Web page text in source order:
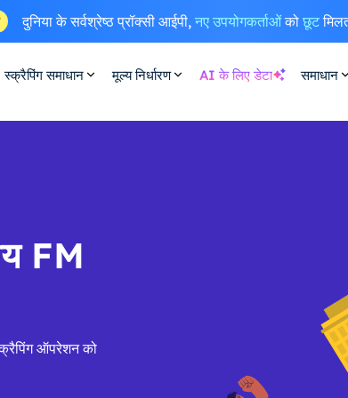
दुनिया के सर्वश्रेष्ठ प्रॉक्सी आईपी, नए उपयोगकर्ताओंको छूट
स्क्रैपिंग समाधान मूल्य निर्धारण AI के लिए डेटा समाधान
FM
ऑपरेशन को